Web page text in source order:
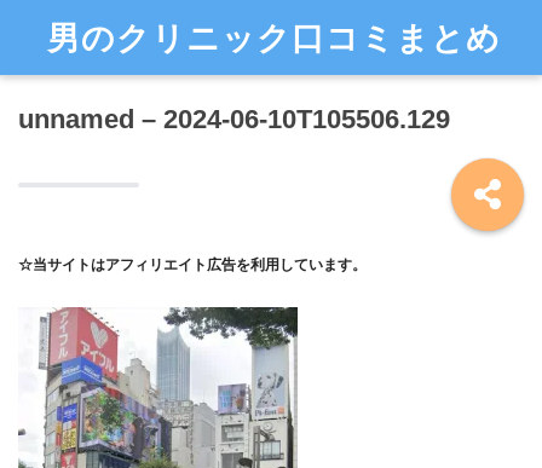
男のクリニック口コミまとめ
unnamed – 2024-06-10T105506.129
☆当サイトはアフィリエイト広告を利用しています。